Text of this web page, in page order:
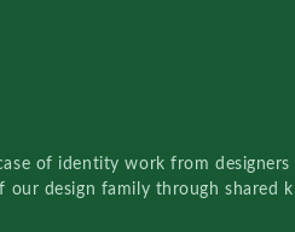
of identity work from
design family through shared